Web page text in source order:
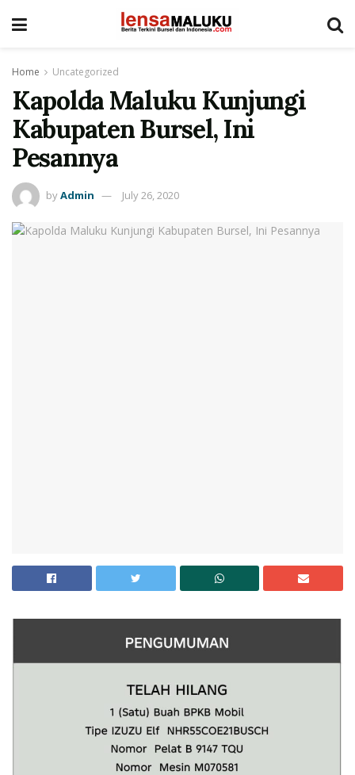
Home Uncategorized
Kapolda Maluku Kunjungi
Kabupaten Bursel, Ini
Pesannya
byAdmin July 26, 2020